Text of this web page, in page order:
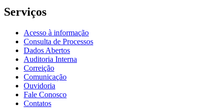
Serviços
Acesso à informação
Consulta de Processos
Dados Abertos
Auditoria Interna
Correição
Comunicação
Ouvidoria
Fale Conosco
Contatos